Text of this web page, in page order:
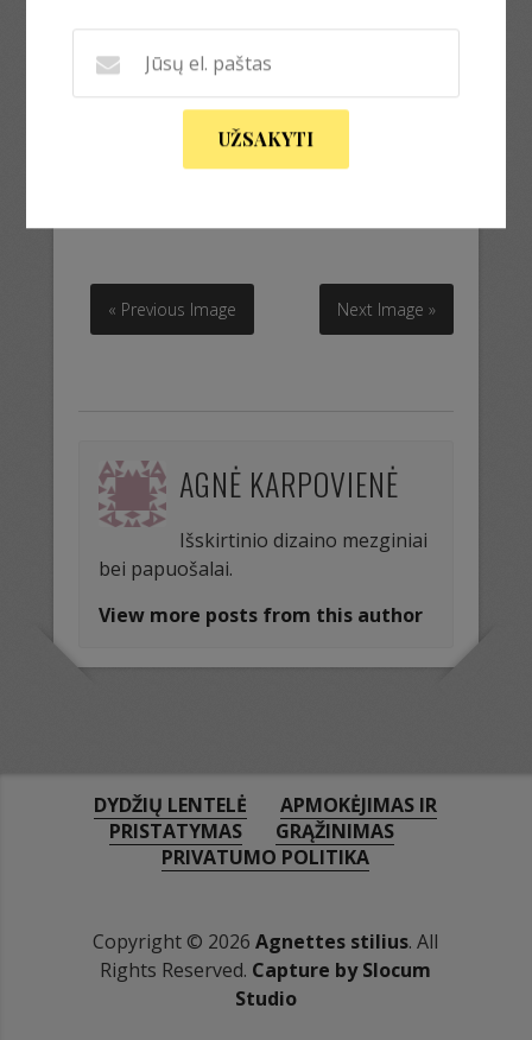
megztukas
« Previous Image Next Image »
AGNĖ KARPOVIENĖ
Išskirtinio dizaino mezginiai
bei papuošalai.
View more posts from this author
DYDŽIŲ LENTELĖ
APMOKĖJIMAS IR
PRISTATYMAS
GRĄŽINIMAS
PRIVATUMO POLITIKA
Copyright © 2026Agnettes stilius. All
Rights Reserved. Capture by Slocum
Studio
UŽSAKYTI